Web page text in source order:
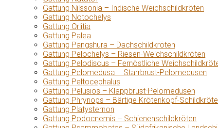
Gattung Nilssonia – Indische Weichschildkröten
Gattung Notochelys
Gattung Orlitia
Gattung Palea
Gattung Pangshura – Dachschildkröten
Gattung Pelochelys – Riesen-Weichschildkröten
Gattung Pelodiscus – Fernöstliche
Gattung Pelomedusa – Starrbrust-Pelomedusen
Gattung Peltocephalus
Gattung Pelusios – Klappbrust-Pelomedusen
Gattung Phrynops – Bärtige Krötenkopf-
Gattung Platysternon
Gattung Podocnemis – Schienenschildkröten